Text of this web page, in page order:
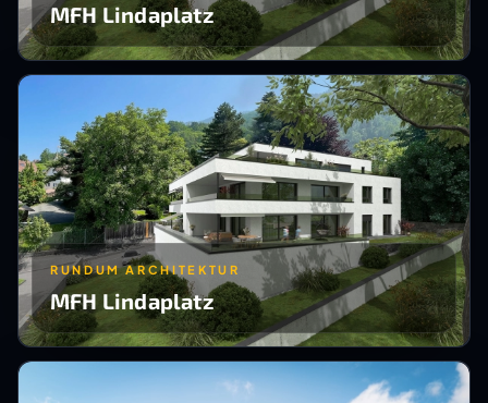
MFH Lindaplatz
RUNDUM ARCHITEKTUR
MFH Lindaplatz